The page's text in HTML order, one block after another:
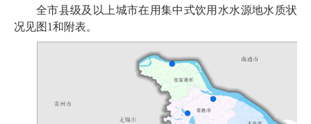
全市县级及以上城市在用集中式饮用水水源地水质状
况见图1和附表。